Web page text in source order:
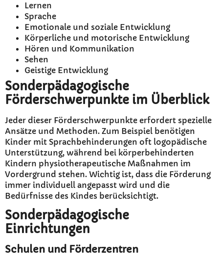
Lernen
Sprache
Emotionale und soziale Entwicklung
Körperliche und motorische Entwicklung
Hören und Kommunikation
Sehen
Geistige Entwicklung
Sonderpädagogische
Förderschwerpunkte im Überblick
Jeder dieser Förderschwerpunkte erfordert spezielle
Ansätze und Methoden. Zum Beispiel benötigen
Kinder mit Sprachbehinderungen oft logopädische
Unterstützung, während bei körperbehinderten
Kindern physiotherapeutische Maßnahmen im
Vordergrund stehen. Wichtig ist, dass die Förderung
immer individuell angepasst wird und die
Bedürfnisse des Kindes berücksichtigt.
Sonderpädagogische
Einrichtungen
Schulen und Förderzentren